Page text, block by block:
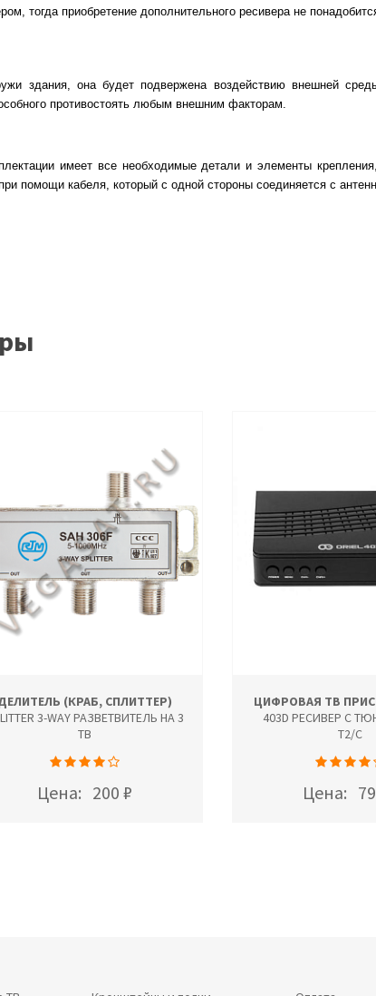
тогда приобретение дополнительного ресивера не
здания, она будет подвержена воздействию внешней
противостоять любым внешним факторам.
имеет все необходимые детали и элементы
помощи кабеля, который с одной стороны соединяется с
(КРАБ, СПЛИТТЕР)
3-WAY РАЗВЕТВИТЕЛЬ НА 3
ТВ
Цена: 200 ₽
ЦИФРОВАЯ ТВ
403D РЕСИВЕР С
T2/C
Цена: